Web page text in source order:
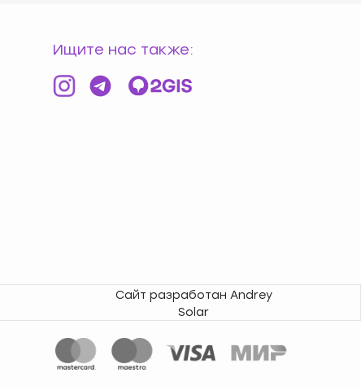
Сайт разработан Andrey
Solar
Ищите нас также: